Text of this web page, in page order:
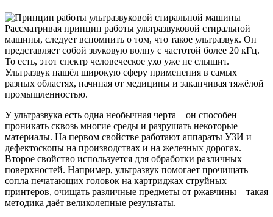
Рассматривая принцип работы ультразвуковой стиральной
машины, следует вспомнить о том, что такое ультразвук. Он
представляет собой звуковую волну с частотой более 20 кГц.
То есть, этот спектр человеческое ухо уже не слышит.
Ультразвук нашёл широкую сферу применения в самых
разных областях, начиная от медицины и заканчивая тяжёлой
промышленностью.
У ультразвука есть одна необычная черта – он способен
проникать сквозь многие среды и разрушать некоторые
материалы. На первом свойстве работают аппараты УЗИ и
дефектоскопы на производствах и на железных дорогах.
Второе свойство используется для обработки различных
поверхностей. Например, ультразвук помогает прочищать
сопла печатающих головок на картриджах струйных
принтеров, очищать различные предметы от ржавчины – такая
методика даёт великолепные результаты.